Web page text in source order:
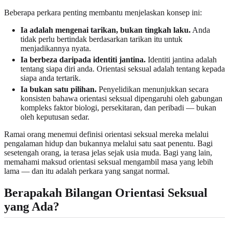
Beberapa perkara penting membantu menjelaskan konsep ini:
Ia adalah mengenai tarikan, bukan tingkah laku. Anda
tidak perlu bertindak berdasarkan tarikan itu untuk
menjadikannya nyata.
Ia berbeza daripada identiti jantina. Identiti jantina adalah
tentang siapa diri anda. Orientasi seksual adalah tentang kepada
siapa anda tertarik.
Ia bukan satu pilihan. Penyelidikan menunjukkan secara
konsisten bahawa orientasi seksual dipengaruhi oleh gabungan
kompleks faktor biologi, persekitaran, dan peribadi — bukan
oleh keputusan sedar.
Ramai orang menemui definisi orientasi seksual mereka melalui
pengalaman hidup dan bukannya melalui satu saat penentu. Bagi
sesetengah orang, ia terasa jelas sejak usia muda. Bagi yang lain,
memahami maksud orientasi seksual mengambil masa yang lebih
lama — dan itu adalah perkara yang sangat normal.
Berapakah Bilangan Orientasi Seksual
yang Ada?